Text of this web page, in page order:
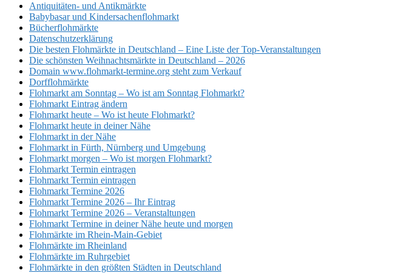
Antiquitäten- und Antikmärkte
Babybasar und Kindersachenflohmarkt
Bücherflohmärkte
Datenschutzerklärung
Die besten Flohmärkte in Deutschland – Eine Liste der Top-Veranstaltungen
Die schönsten Weihnachtsmärkte in Deutschland – 2026
Domain www.flohmarkt-termine.org steht zum Verkauf
Dorfflohmärkte
Flohmarkt am Sonntag – Wo ist am Sonntag Flohmarkt?
Flohmarkt Eintrag ändern
Flohmarkt heute – Wo ist heute Flohmarkt?
Flohmarkt heute in deiner Nähe
Flohmarkt in der Nähe
Flohmarkt in Fürth, Nürnberg und Umgebung
Flohmarkt morgen – Wo ist morgen Flohmarkt?
Flohmarkt Termin eintragen
Flohmarkt Termin eintragen
Flohmarkt Termine 2026
Flohmarkt Termine 2026 – Ihr Eintrag
Flohmarkt Termine 2026 – Veranstaltungen
Flohmarkt Termine in deiner Nähe heute und morgen
Flohmärkte im Rhein-Main-Gebiet
Flohmärkte im Rheinland
Flohmärkte im Ruhrgebiet
Flohmärkte in den größten Städten in Deutschland